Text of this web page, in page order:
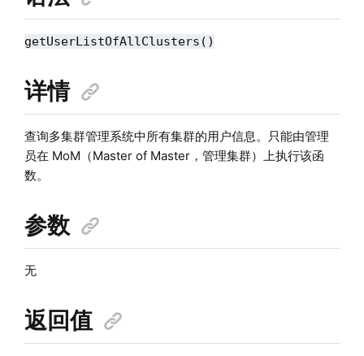
getUserListOfAllClusters()
详情
查询多集群管理系统中所有集群的用户信息。只能由管理
员在 MoM（Master of Master，管理集群）上执行该函
数。
参数
无
返回值